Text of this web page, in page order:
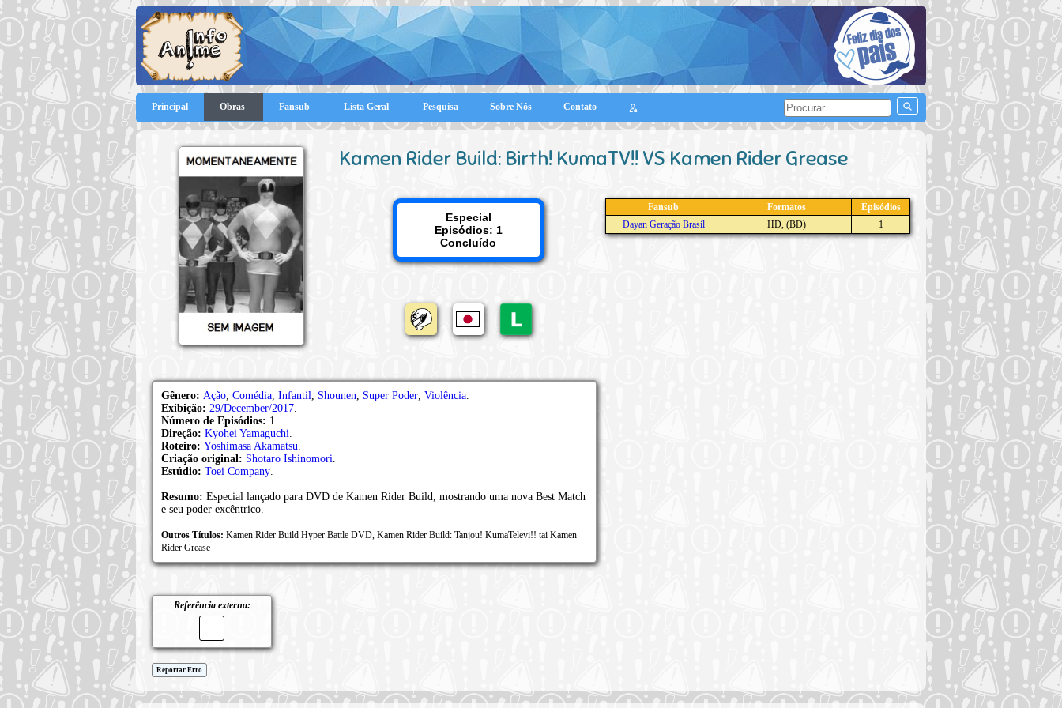
Principal Obras Fansub Lista Geral Pesquisa Sobre Nós Contato
Kamen Rider Build: Birth! KumaTV!! VS Kamen Rider Grease
Especial
Episódios: 1
Concluído
Fansub Formatos
Episódios
Dayan Geração Brasil
HD, (BD) 1
Gênero: Ação, Comédia, Infantil, Shounen, Super Poder, Violência.
Exibição: 29/December/2017.
Número de Episódios: 1
Direção: Kyohei Yamaguchi.
Roteiro: Yoshimasa Akamatsu.
Criação original: Shotaro Ishinomori.
Estúdio: Toei Company.
Resumo: Especial lançado para DVD de Kamen Rider Build, mostrando uma nova Best Match
e seu poder excêntrico.
Outros Títulos: Kamen Rider Build Hyper Battle DVD, Kamen Rider Build: Tanjou! KumaTelevi!! tai Kamen
Rider Grease
Referência externa:
Reportar Erro